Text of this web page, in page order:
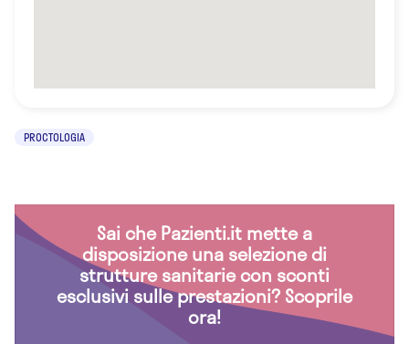
PROCTOLOGIA
Sai che Pazienti.it mette a
disposizione una selezione di
strutture sanitarie con sconti
esclusivi sulle prestazioni? Scoprile
ora!